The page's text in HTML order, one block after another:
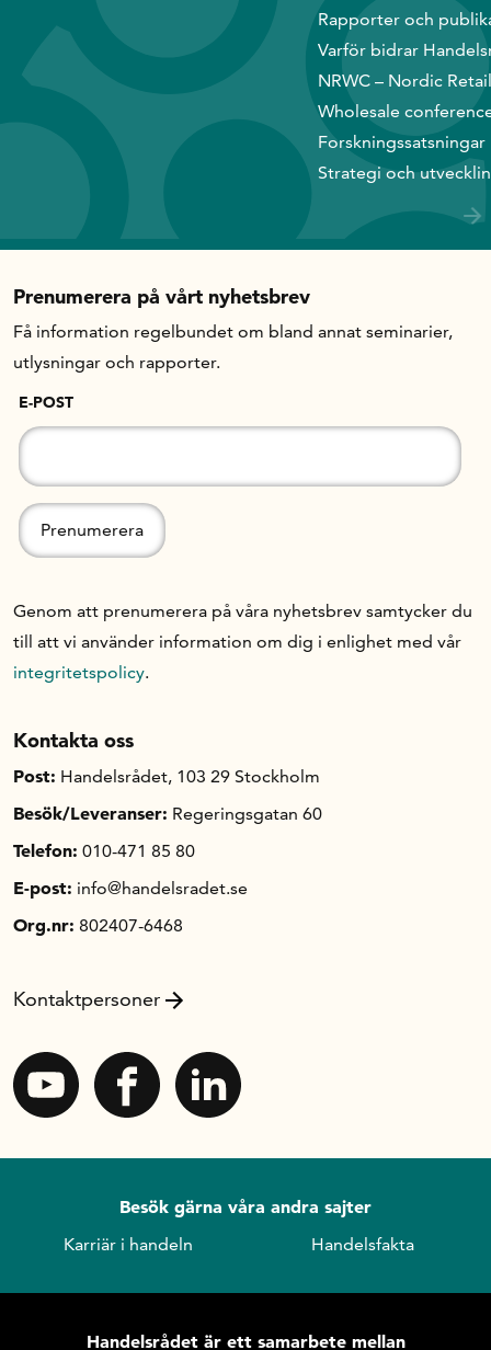
Rapporter och
Varför bidrar
NRWC – Nordic
Wholesale
Forskningssatsningar
Strategi och
Prenumerera på vårt nyhetsbrev
Få information regelbundet om bland annat seminarier,
utlysningar och rapporter.
E-POST
Genom att prenumerera på våra nyhetsbrev samtycker du
till att vi använder information om dig i enlighet med vår
integritetspolicy.
Kontakta oss
Post: Handelsrådet, 103 29 Stockholm
Besök/Leveranser: Regeringsgatan 60
Telefon: 010-471 85 80
E-post: info@handelsradet.se
Org.nr: 802407-6468
Kontaktpersoner
Besök gärna våra andra sajter
Karriär i handeln Handelsfakta
Handelsrådet är ett samarbete mellan